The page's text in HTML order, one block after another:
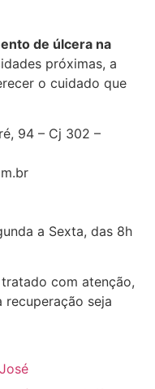
de úlcera na
próximas, a
o cuidado que
94 – Cj 302 –
a Sexta, das 8h
com atenção,
recuperação seja